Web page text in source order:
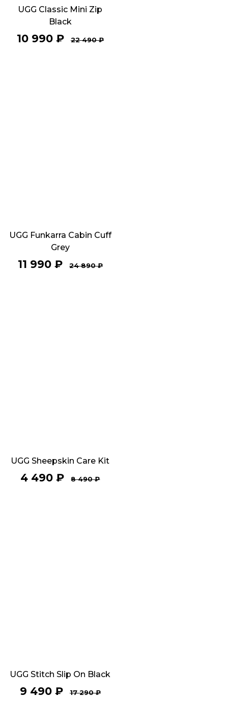
UGG Classic Mini Zip
Black
10 990₽ 22 490₽
UGG Funkarra Cabin Cuff
Grey
11 990₽ 24 890₽
UGG Sheepskin Care Kit
4 490 ₽ 8 490₽
UGG Stitch Slip On Black
9 490₽ 17 290₽